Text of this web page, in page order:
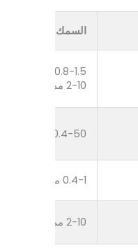
السمك (مم)
0.8-1.5 ملم
2-10 مم
0.4-50 مم
0.4-1 مم
2-10 مم